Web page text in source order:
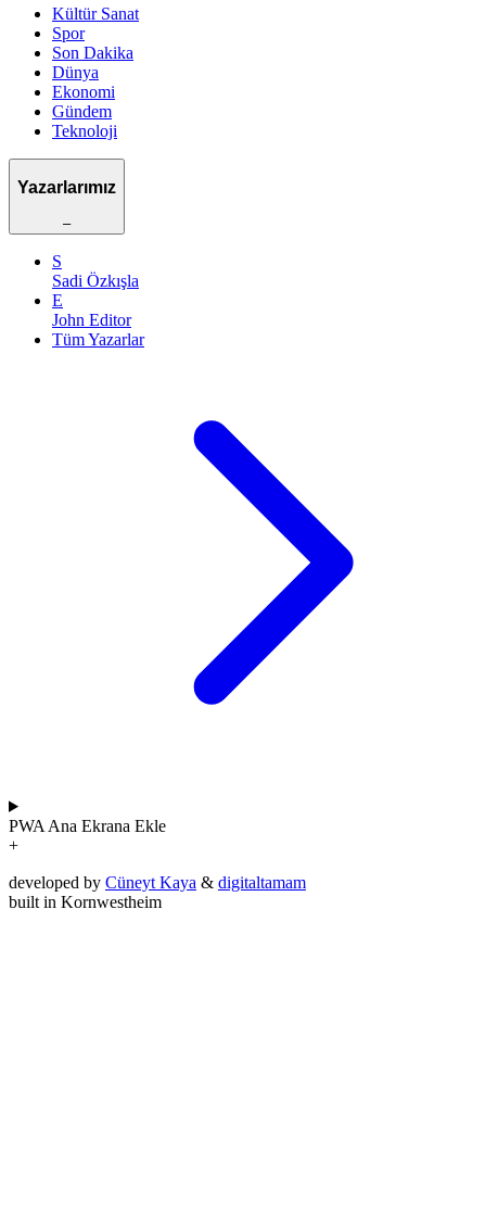
Kültür Sanat
Spor
Son Dakika
Dünya
Ekonomi
Gündem
Teknoloji
Yazarlarımız
–
S
Sadi Özkışla
E
John Editor
Tüm Yazarlar
PWA Ana Ekrana Ekle
+
developed by Cüneyt Kaya & digitaltamam
built in Kornwestheim